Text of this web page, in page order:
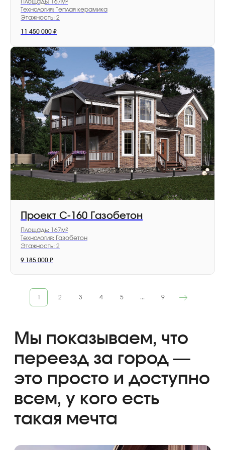
Площадь: 167м²
Технология: Теплая керамика
Этажность: 2
11 450 000 ₽
Проект С-160 Газобетон
Площадь: 167м²
Технология: Газобетон
Этажность: 2
9 185 000 ₽
1 2 3 4 5 ... 9
Дома
Для бизнеса
Вопросы и ответы
Блог
Контакты
Написать директору
Акции
исключительно информационный характер и ни при
каких условиях не является публичной офертой,
определяемой положениями Статьи 437(2)
Гражданского кодекса Российской Федерации.
Яндекс. Метрика, использующий cookie. Оставаясь
на сайте, вы даете свое Согласие на обработку
пользовательских данныхи вПолитике в отношении
обработки персональных данных
Соцсети
Есть жалоба или предложение?